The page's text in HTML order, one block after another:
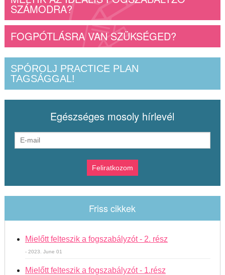
SZÁMODRA?
FOGPÓTLÁSRA VAN SZÜKSÉGED?
SPÓROLJ PRACTICE PLAN
TAGSÁGGAL!
Egészséges mosoly hírlevél
Friss cikkek
Mielőtt felteszik a fogszabályzót - 2. rész
- 2023. June 01
Mielőtt felteszik a fogszabályzót - 1.rész